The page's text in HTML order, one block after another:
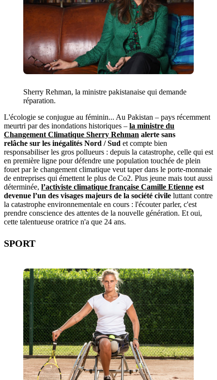
Sherry Rehman, la ministre pakistanaise qui demande
réparation.
L'écologie se conjugue au féminin... Au Pakistan – pays récemment
meurtri par des inondations historiques – la ministre du
Changement Climatique Sherry Rehman alerte sans
relâche sur les inégalités Nord / Sud et compte bien
responsabiliser les gros pollueurs : depuis la catastrophe, celle qui est
en première ligne pour défendre une population touchée de plein
fouet par le changement climatique veut taper dans le porte-monnaie
de entreprises qui émettent le plus de Co2. Plus jeune mais tout aussi
déterminée, l’activiste climatique française Camille Etienne est
devenue l’un des visages majeurs de la société civile luttant contre
la catastrophe environnementale en cours : l'écouter parler, c'est
prendre conscience des attentes de la nouvelle génération. Et oui,
cette talentueuse oratrice n'a que 24 ans.
SPORT